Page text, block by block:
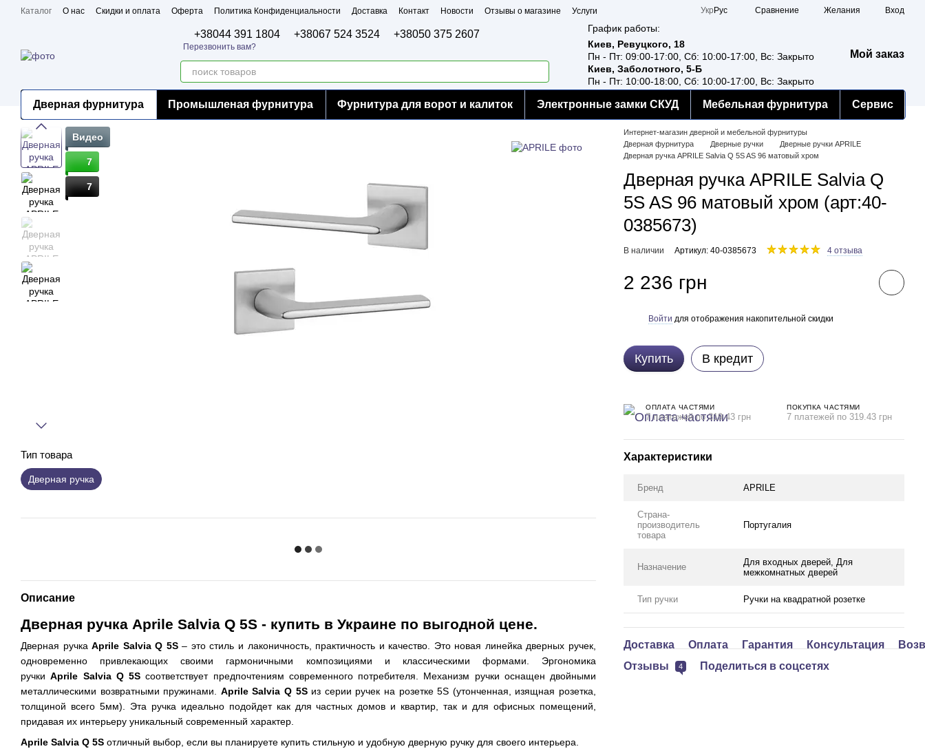
Перейти к основному контенту
Каталог О нас Скидки и оплата Оферта Политика Конфиденциальности Доставка Контакт Новости Отзывы о магазине
Услуги
Укр Рус Сравнение Желания Вход
+38044 391 1804 +38067 524 3524 +38050 375 2607
Перезвонить вам?
График работы:
Киев, Ревуцкого, 18
Пн - Пт: 09:00-17:00, Сб: 10:00-17:00, Вс: Закрыто
Киев, Заболотного, 5-Б
Пн - Пт: 10:00-18:00, Сб: 10:00-17:00, Вс: Закрыто
Мой заказ
Дверная фурнитура Промышленая фурнитура Фурнитура для ворот и калиток Электронные замки СКУД Мебельная фурнитура Сервис
Видео
7
7
Тип товара
Дверная ручка
Описание
Дверная ручка Aprile Salvia Q 5S - купить в Украине по выгодной цене.
Дверная ручкаAprile Salvia Q 5S– это стиль и лаконичность, практичность и качество. Это новая линейка дверных ручек,
одновременно привлекающих своими гармоничными композициями и классическими формами. Эргономика
ручкиAprile Salvia Q 5Sсоответствует предпочтениям современного потребителя. Механизм ручки оснащен двойными
металлическими возвратными пружинами. Aprile Salvia Q 5S из серии ручек на розетке 5S (утонченная, изящная розетка,
толщиной всего 5мм). Эта ручка идеально подойдет как для частных домов и квартир, так и для офисных помещений,
придавая их интерьеру уникальный современный характер.
Aprile Salvia Q 5S отличный выбор, если вы планируете купить стильную и удобную дверную ручку для своего интерьера.
Интернет-магазин дверной и мебельной фурнитуры
Дверная фурнитура
Дверные ручки
Дверные ручки APRILE
Дверная ручка APRILE Salvia Q 5S AS 96 матовый хром
Дверная ручка APRILE Salvia Q
5S AS 96 матовый хром (арт:40-
0385673)
В наличии Артикул: 40-0385673 4 отзыва
2 236 грн
Войти для отображения накопительной скидки
Купить В кредит
ОПЛАТА ЧАСТЯМИ
7 платежей по 319.43 грн
ПОКУПКА ЧАСТЯМИ
7 платежей по 319.43 грн
Характеристики
Бренд APRILE
Страна-
производитель
товара
Португалия
Назначение
Для входных дверей, Для
межкомнатных дверей
Тип ручки Ручки на квадратной розетке
Доставка Оплата Гарантия Консультация
Отзывы
4 Поделиться в соцсетях